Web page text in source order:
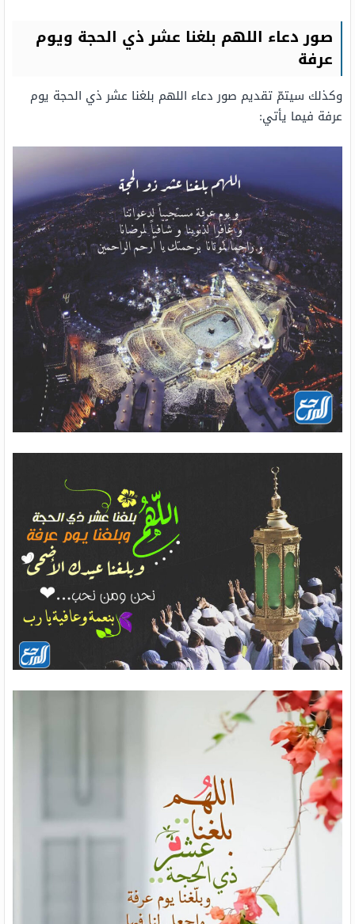
صور دعاء اللهم بلغنا عشر ذي الحجة ويوم
عرفة
وكذلك سيتمّ تقديم صور دعاء اللهم بلغنا عشر ذي الحجة يوم
عرفة فيما يأتي: